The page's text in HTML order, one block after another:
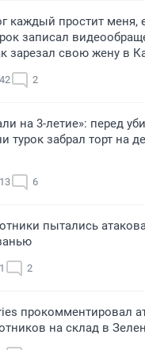
каждый простит меня,
записал
зарезал свою жену в
2
на 3-летие»: перед
турок забрал торт на
6
пытались
2
прокомментировал
на склад в